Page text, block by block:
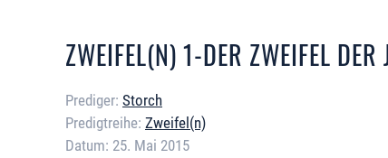
ZWEIFEL(N) 1-DER ZWEIFEL DER
Prediger: Storch
Predigtreihe: Zweifel(n)
Datum: 25. Mai 2015